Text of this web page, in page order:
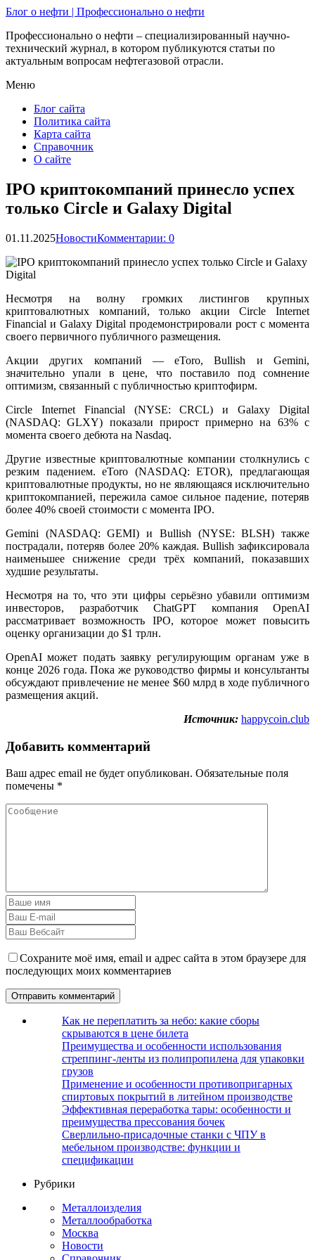
Блог о нефти | Профессионально о нефти
Профессионально о нефти – специализированный научно-
технический журнал, в котором публикуются статьи по
актуальным вопросам нефтегазовой отрасли.
Меню
Блог сайта
Политика сайта
Карта сайта
Справочник
О сайте
IPO криптокомпаний принесло успех
только Circle и Galaxy Digital
01.11.2025НовостиКомментарии: 0
Несмотря на волну громких листингов крупных
криптовалютных компаний, только акции Circle Internet
Financial и Galaxy Digital продемонстрировали рост с момента
своего первичного публичного размещения.
Акции других компаний — eToro, Bullish и Gemini,
значительно упали в цене, что поставило под сомнение
оптимизм, связанный с публичностью криптофирм.
Circle Internet Financial (NYSE: CRCL) и Galaxy Digital
(NASDAQ: GLXY) показали прирост примерно на 63% с
момента своего дебюта на Nasdaq.
Другие известные криптовалютные компании столкнулись с
резким падением. eToro (NASDAQ: ETOR), предлагающая
криптовалютные продукты, но не являющаяся исключительно
криптокомпанией, пережила самое сильное падение, потеряв
более 40% своей стоимости с момента IPO.
Gemini (NASDAQ: GEMI) и Bullish (NYSE: BLSH) также
пострадали, потеряв более 20% каждая. Bullish зафиксировала
наименьшее снижение среди трёх компаний, показавших
худшие результаты.
Несмотря на то, что эти цифры серьёзно убавили оптимизм
инвесторов, разработчик ChatGPT компания OpenAI
рассматривает возможность IPO, которое может повысить
оценку организации до $1 трлн.
OpenAI может подать заявку регулирующим органам уже в
конце 2026 года. Пока же руководство фирмы и консультанты
обсуждают привлечение не менее $60 млрд в ходе публичного
размещения акций.
Источник: happycoin.club
Добавить комментарий
Ваш адрес email не будет опубликован. Обязательные поля
помечены *
Сохраните моё имя, email и адрес сайта в этом браузере для
последующих моих комментариев
Как не переплатить за небо: какие сборы
скрываются в цене билета
Преимущества и особенности использования
стреппинг-ленты из полипропилена для упаковки
грузов
Применение и особенности противопригарных
спиртовых покрытий в литейном производстве
Эффективная переработка тары: особенности и
преимущества прессования бочек
Сверлильно-присадочные станки с ЧПУ в
мебельном производстве: функции и
спецификации
Рубрики
Металлоизделия
Металлообработка
Москва
Новости